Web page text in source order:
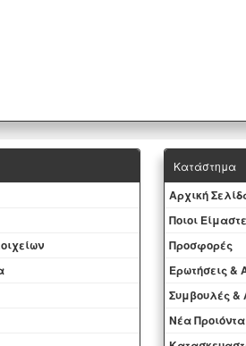
Κατάστημα
Aρχική
Ποιοι Είμαστε
Προσφορές
Ερωτήσεις &
Συμβουλές &
Νέα Προιόντα